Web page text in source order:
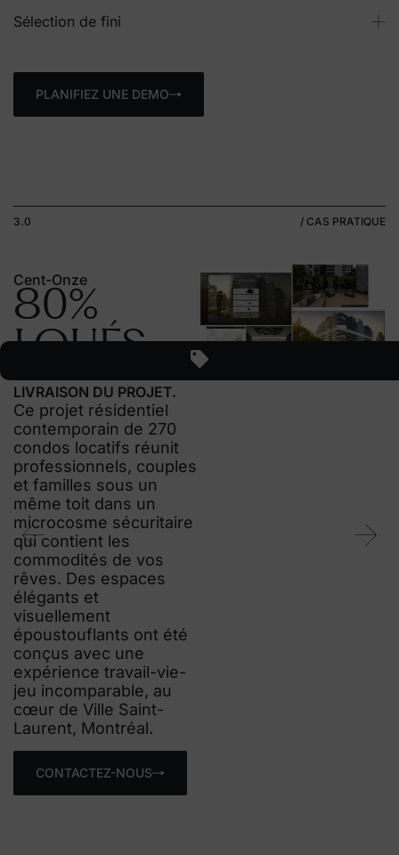
Sélection de fini
PLANIFIEZ UNE DEMO
3.0 / CAS PRATIQUE
Cent-Onze
80%
LOUÉS
LIVRAISON DU PROJET.
Ce projet résidentiel
contemporain de 270
condos locatifs réunit
professionnels, couples
et familles sous un
même toit dans un
microcosme sécuritaire
qui contient les
commodités de vos
rêves. Des espaces
élégants et
visuellement
époustouflants ont été
conçus avec une
expérience travail-vie-
jeu incomparable, au
cœur de Ville Saint-
Laurent, Montréal.
CONTACTEZ-NOUS